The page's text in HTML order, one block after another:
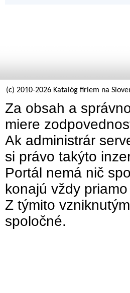
(c) 2010-2026 Katalóg firiem na
Za obsah a
miere
Ak administrár
si právo takýto
Portál nemá nič
konajú vždy
Z týmito
spoločné.